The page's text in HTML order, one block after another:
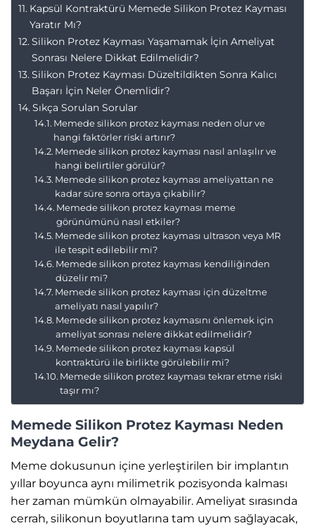
Kapsül Kontraktürü Memede Silikon Protez Kayması
Yaratır Mı?
Silikon Protez Kayması Yaşamamak İçin Ameliyat
Sonrası Nelere Dikkat Edilmelidir?
Silikon Protez Kayması Düzeltildikten Sonra Kalıcı
Başarı İçin Neler Önemlidir?
Sıkça Sorulan Sorular
Memede silikon protez kayması neden olur ve
hangi faktörler riski artırır?
Memede silikon protez kayması nasıl anlaşılır ve
hangi belirtiler görülür?
Memede silikon protez kayması ameliyattan ne
kadar süre sonra ortaya çıkabilir?
Memede silikon protez kayması meme
görünümünü nasıl etkiler?
Memede silikon protez kayması ultrason veya MR
ile tespit edilebilir mi?
Memede silikon protez kayması kendiliğinden
düzelir mi?
Memede silikon protez kayması için düzeltme
ameliyatı nasıl yapılır?
Memede silikon protez kaymasını önlemek için
ameliyat sonrası nelere dikkat edilmelidir?
Memede silikon protez kayması kapsül
kontraktürü ile birlikte görülebilir mi?
Memede silikon protez kayması tekrar etme riski
taşır mı?
Memede Silikon Protez Kayması Neden
Meydana Gelir?
Meme dokusunun içine yerleştirilen bir implantın
yıllar boyunca aynı milimetrik pozisyonda kalması
her zaman mümkün olmayabilir. Ameliyat sırasında
cerrah, silikonun boyutlarına tam uyum sağlayacak,